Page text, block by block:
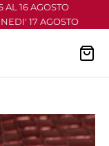
AL 16 AGOSTO
17 AGOSTO